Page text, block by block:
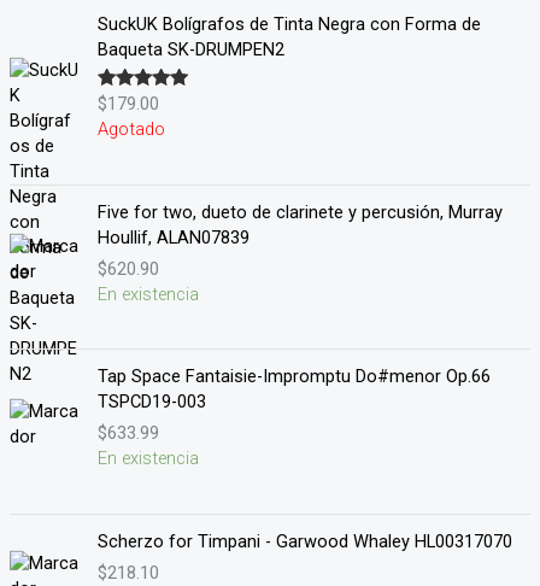
SuckUK Bolígrafos de Tinta Negra con Forma de
Baqueta SK-DRUMPEN2
Valorado en
5.00 de 5
$179.00
Agotado
Five for two, dueto de clarinete y percusión, Murray
Houllif, ALAN07839
$620.90
En existencia
Tap Space Fantaisie-Impromptu Do#menor Op.66
TSPCD19-003
$633.99
En existencia
Scherzo for Timpani - Garwood Whaley HL00317070
$218.10